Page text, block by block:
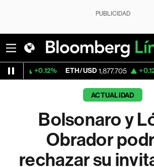
PUBLICIDAD
ETH/USD 1,877.705 +0.12% Visa
ACTUALIDAD
Bolsonaro y
Obrador
rechazar su